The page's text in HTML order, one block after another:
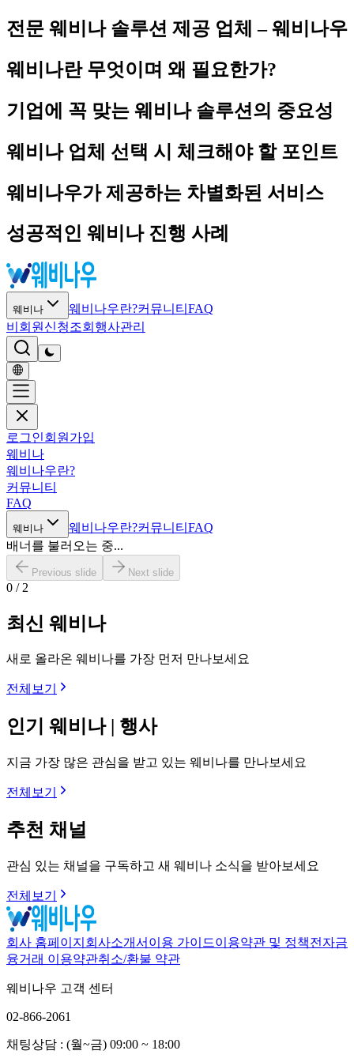
전문 웨비나 솔루션 제공 업체 – 웨비나우
웨비나란 무엇이며 왜 필요한가?
기업에 꼭 맞는 웨비나 솔루션의 중요성
웨비나 업체 선택 시 체크해야 할 포인트
웨비나우가 제공하는 차별화된 서비스
성공적인 웨비나 진행 사례
웨비나 웨비나우란?커뮤니티 FAQ
비회원신청조회 행사관리
로그인회원가입
웨비나
웨비나우란?
커뮤니티
FAQ
웨비나 웨비나우란?커뮤니티 FAQ
배너를 불러오는 중...
Previous slide Next slide
0 / 2
최신 웨비나
새로 올라온 웨비나를 가장 먼저 만나보세요
전체보기
인기 웨비나 | 행사
지금 가장 많은 관심을 받고 있는 웨비나를 만나보세요
전체보기
추천 채널
관심 있는 채널을 구독하고 새 웨비나 소식을 받아보세요
전체보기
회사 홈페이지 회사소개서 이용 가이드이용약관 및 정책전자금
융거래 이용약관취소/환불 약관
웨비나우 고객 센터
02-866-2061
채팅상담 : (월~금) 09:00 ~ 18:00